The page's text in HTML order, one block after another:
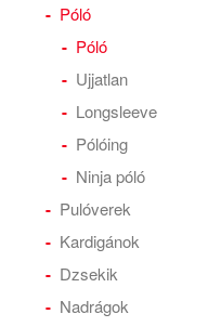
Póló
Póló
Ujjatlan
Longsleeve
Pólóing
Ninja póló
Pulóverek
Kardigánok
Dzsekik
Nadrágok